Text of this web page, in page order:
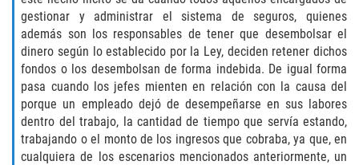
Fraude a Programas de Asistencia
Pública
Fraude con Cheques
Fraude a la Compensación a los
Trabajadores
Fraude de Juego
gestionar y administrar el sistema de seguros, quienes
además son los responsables de tener que desembolsar el
dinero según lo establecido por la Ley, deciden retener dichos
fondos o los desembolsan de forma indebida. De igual forma
pasa cuando los jefes mienten en relación con la causa del
porque un empleado dejó de desempeñarse en sus labores
dentro del trabajo, la cantidad de tiempo que servía estando,
trabajando o el monto de los ingresos que cobraba, ya que, en
cualquiera de los escenarios mencionados anteriormente, un